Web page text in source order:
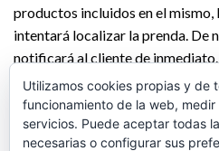
productos incluidos en el
intentará localizar la prenda. De
notificará al cliente de
artículo cobrado y no enviado
siguientes al cliente, por el
la compra.
Utilizamos cookies propias y de
funcionamiento de la web,
servicios. Puede aceptar todas
necesarias o configurar sus